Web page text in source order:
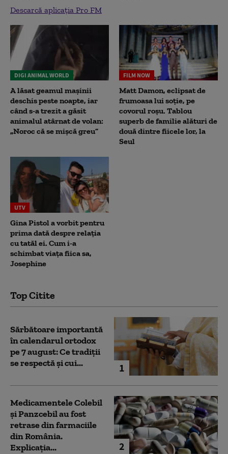
Descarcă aplicația Pro FM
DIGI ANIMAL WORLD
A lăsat geamul mașinii
deschis peste noapte, iar
când s-a trezit a găsit
animalul atârnat de volan:
„Noroc că se mișcă greu”
FILM NOW
Matt Damon, eclipsat de
frumoasa lui soție, pe
covorul roșu. Tablou
superb de familie alături de
două dintre fiicele lor, la
Seul
UTV
Gina Pistol a vorbit pentru
prima dată despre relația
cu tatăl ei. Cum i-a
schimbat viața fiica sa,
Josephine
Top Citite
1
Sărbătoare importantă
în calendarul ortodox
pe 7 august: Ce tradiții
se respectă și cui...
2
Medicamentele Colebil
și Panzcebil au fost
retrase din farmaciile
din România.
Explicația...